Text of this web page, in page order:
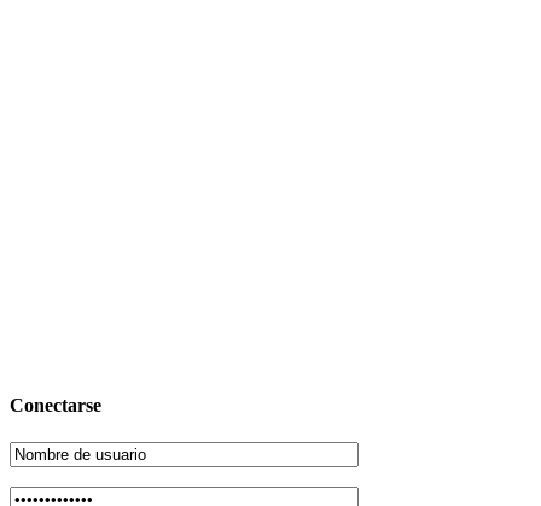
Conectarse